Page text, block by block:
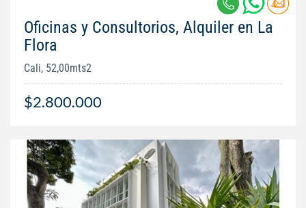
Oficinas y Consultorios, Alquiler en La
Flora
Cali, 52,00mts2
$2.800.000